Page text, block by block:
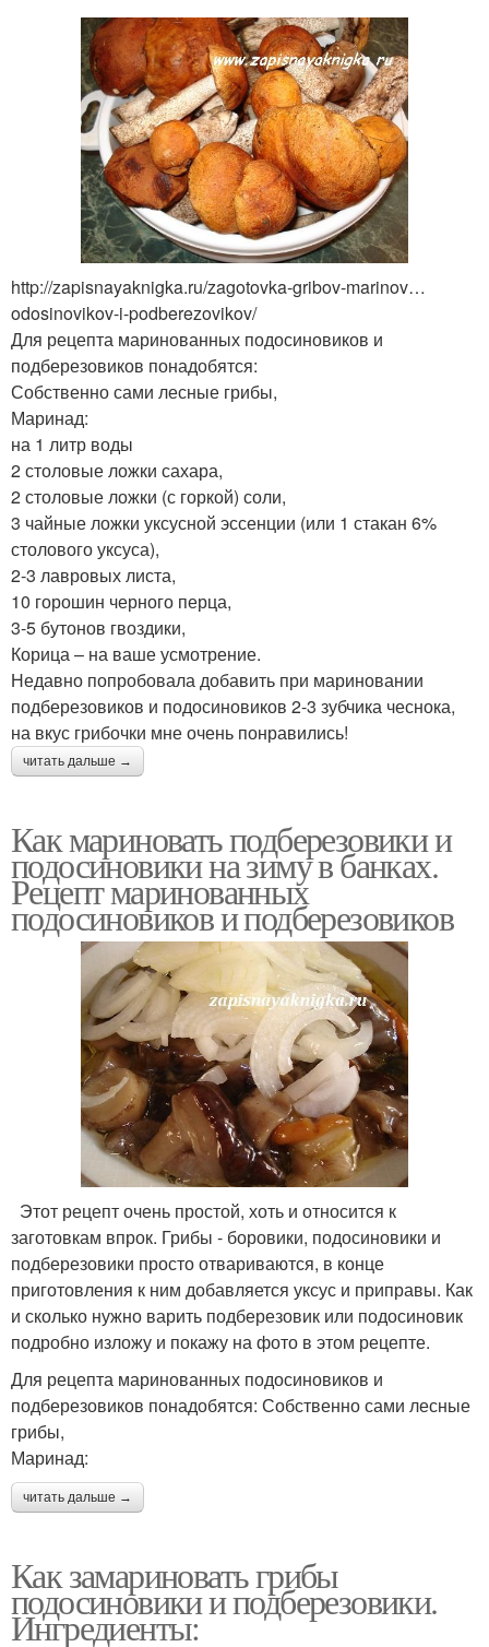
http://zapisnayaknigka.ru/zagotovka-gribov-marinov…
odosinovikov-i-podberezovikov/
Для рецепта маринованных подосиновиков и
подберезовиков понадобятся:
Собственно сами лесные грибы,
Маринад:
на 1 литр воды
2 столовые ложки сахара,
2 столовые ложки (с горкой) соли,
3 чайные ложки уксусной эссенции (или 1 стакан 6%
столового уксуса),
2-3 лавровых листа,
10 горошин черного перца,
3-5 бутонов гвоздики,
Корица – на ваше усмотрение.
Недавно попробовала добавить при мариновании
подберезовиков и подосиновиков 2-3 зубчика чеснока,
на вкус грибочки мне очень понравились!
читать дальше →
Как мариновать подберезовики и
подосиновики на зиму в банках.
Рецепт маринованных
подосиновиков и подберезовиков
Этот рецепт очень простой, хоть и относится к
заготовкам впрок. Грибы - боровики, подосиновики и
подберезовики просто отвариваются, в конце
приготовления к ним добавляется уксус и приправы. Как
и сколько нужно варить подберезовик или подосиновик
подробно изложу и покажу на фото в этом рецепте.
Для рецепта маринованных подосиновиков и
подберезовиков понадобятся: Собственно сами лесные
грибы,
Маринад:
читать дальше →
Как замариновать грибы
подосиновики и подберезовики.
Ингредиенты: